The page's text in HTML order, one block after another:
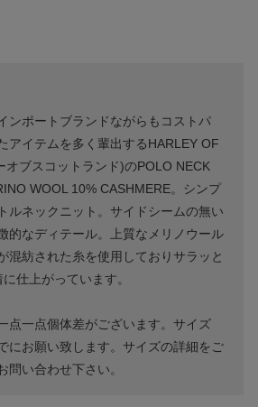
ンポートブランドながらもコストパ
アイテムを多く輩出するHARLEY OF
オブスコットランド)のPOLO NECK
WOOL 10% CASHMERE。シンプ
ルネックニット。サイドシームの無い
的なディテール。上質なメリノウール
混紡された糸を使用しておりサラッと
仕上がっています。
点一点個体差がございます。サイズ
にお願い致します。サイズの詳細をご
問い合わせ下さい。